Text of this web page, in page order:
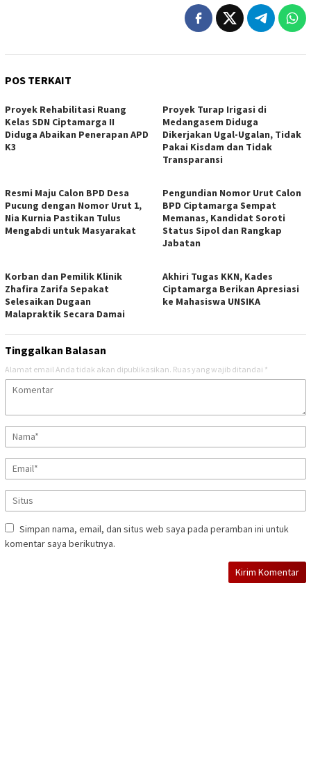
POS TERKAIT
Proyek Rehabilitasi Ruang
Kelas SDN Ciptamarga II
Diduga Abaikan Penerapan APD
K3
Proyek Turap Irigasi di
Medangasem Diduga
Dikerjakan Ugal-Ugalan, Tidak
Pakai Kisdam dan Tidak
Transparansi
Resmi Maju Calon BPD Desa
Pucung dengan Nomor Urut 1,
Nia Kurnia Pastikan Tulus
Mengabdi untuk Masyarakat
Pengundian Nomor Urut Calon
BPD Ciptamarga Sempat
Memanas, Kandidat Soroti
Status Sipol dan Rangkap
Jabatan
Korban dan Pemilik Klinik
Zhafira Zarifa Sepakat
Selesaikan Dugaan
Malapraktik Secara Damai
Akhiri Tugas KKN, Kades
Ciptamarga Berikan Apresiasi
ke Mahasiswa UNSIKA
Tinggalkan Balasan
Alamat email Anda tidak akan dipublikasikan. Ruas yang wajib ditandai *
Simpan nama, email, dan situs web saya pada peramban ini untuk
komentar saya berikutnya.